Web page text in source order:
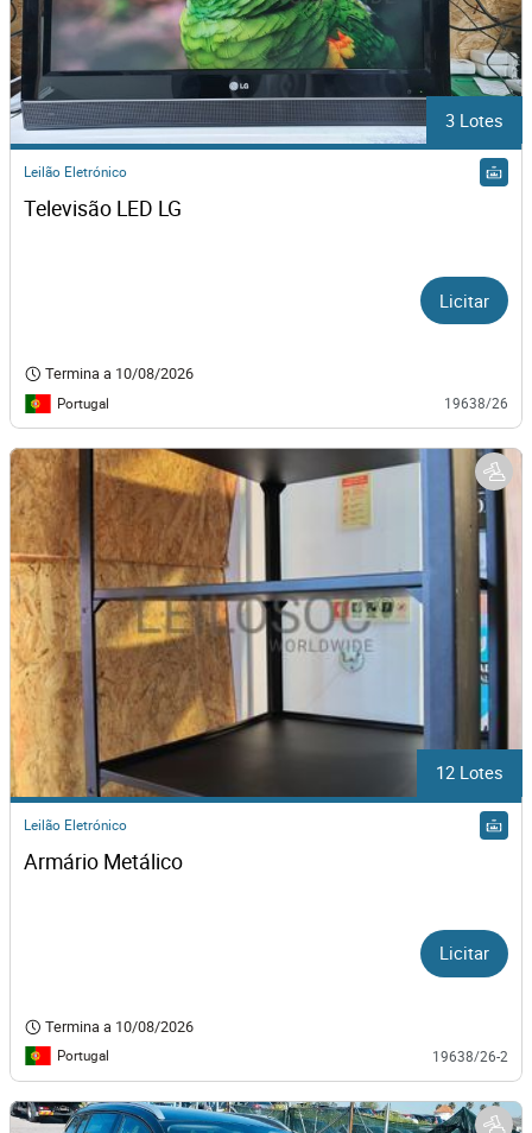
3 Lotes
Leilão Eletrónico
Televisão LED LG
Licitar
Termina a 10/08/2026
Portugal 19638/26
12 Lotes
Leilão Eletrónico
Armário Metálico
Licitar
Termina a 10/08/2026
Portugal 19638/26-2